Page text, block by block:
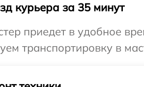
курьера за 35 минут
приедет в удобное
транспортировку в